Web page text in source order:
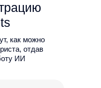
как можно
отдав
ИИ